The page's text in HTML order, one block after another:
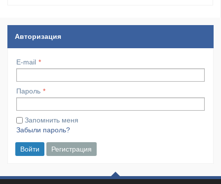
Авторизация
E-mail
Пароль
Запомнить меня
Забыли пароль?
Войти Регистрация